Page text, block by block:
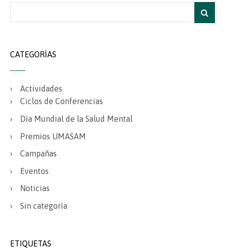
CATEGORÍAS
Actividades
Ciclos de Conferencias
Día Mundial de la Salud Mental
Premios UMASAM
Campañas
Eventos
Noticias
Sin categoría
ETIQUETAS